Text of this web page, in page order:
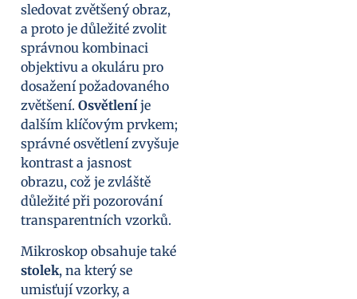
sledovat zvětšený obraz,
a proto je důležité zvolit
správnou kombinaci
objektivu a okuláru pro
dosažení požadovaného
zvětšení. Osvětleníje
dalším klíčovým prvkem;
správné osvětlení zvyšuje
kontrast a jasnost
obrazu, což je zvláště
důležité při pozorování
transparentních vzorků.
Mikroskop obsahuje také
stolek, na který se
umisťují vzorky, a